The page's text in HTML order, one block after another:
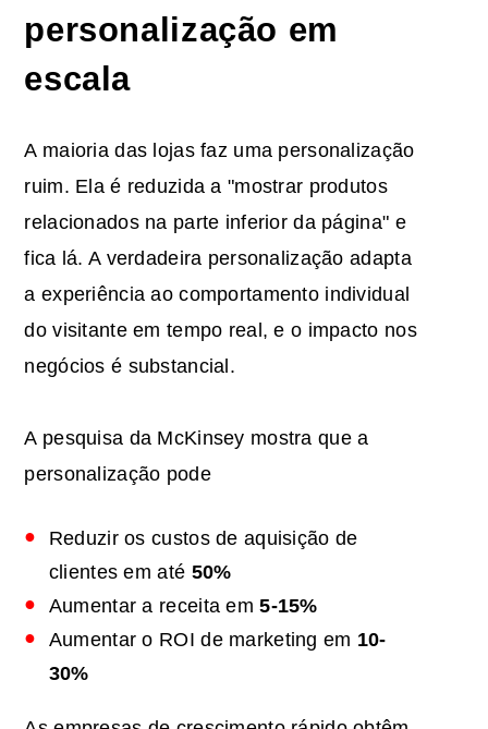
personalização em
escala
A maioria das lojas faz uma personalização
ruim. Ela é reduzida a "mostrar produtos
relacionados na parte inferior da página" e
fica lá. A verdadeira personalização adapta
a experiência ao comportamento individual
do visitante em tempo real, e o impacto nos
negócios é substancial.
A pesquisa da McKinsey mostra que a
personalização pode
Reduzir os custos de aquisição de
clientes em até 50%
Aumentar a receita em5-15%
Aumentar o ROI de marketing em 10-
30%